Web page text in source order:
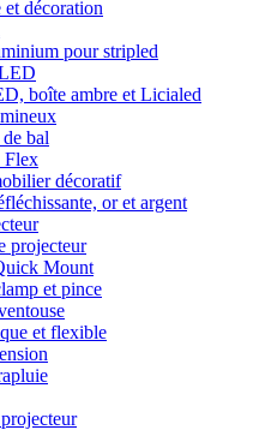
décoration
pour stripled
boîte ambre et Licialed
bal
Flex
décoratif
or et argent
projecteur
Mount
et pince
et flexible